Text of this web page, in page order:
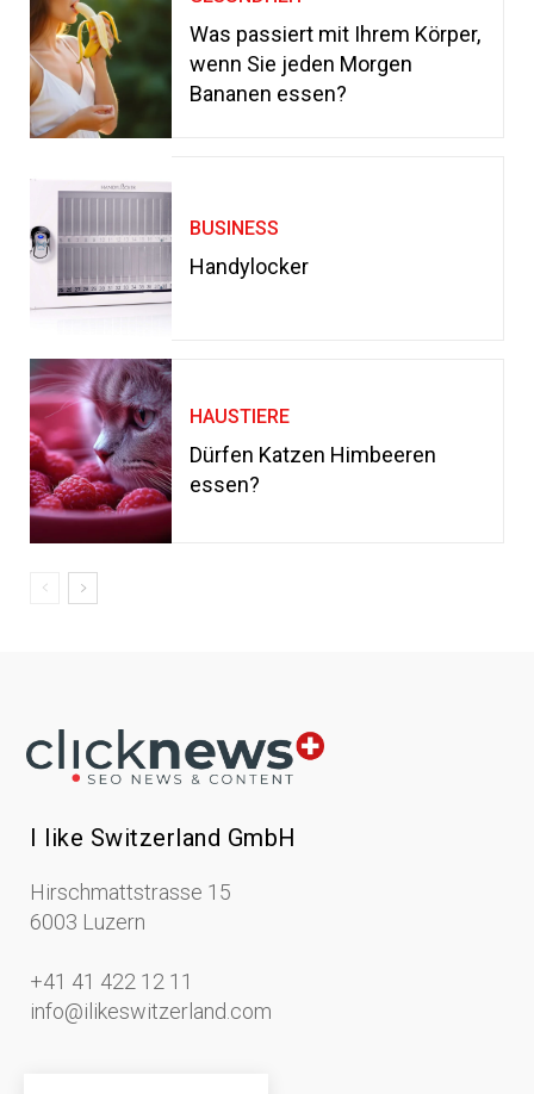
Was passiert mit Ihrem Körper,
wenn Sie jeden Morgen
Bananen essen?
BUSINESS
Handylocker
HAUSTIERE
Dürfen Katzen Himbeeren
essen?
I like Switzerland GmbH
Hirschmattstrasse 15
6003 Luzern
+41 41 422 12 11
info@ilikeswitzerland.com